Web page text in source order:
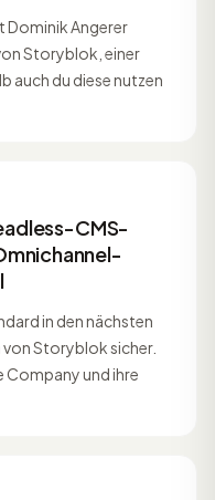
Dominik Angerer
Storyblok, einer
auch du diese nutzen
CMS-
in den nächsten
von Storyblok sicher.
Company und ihre